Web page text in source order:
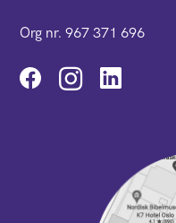
Org nr. 967 371 696
Instagram